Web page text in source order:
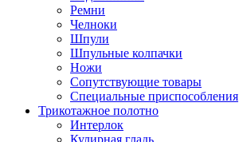
Ремни
Челноки
Шпули
Шпульные колпачки
Ножи
Сопутствующие товары
Специальные приспособления
Трикотажное полотно
Интерлок
Кулирная гладь